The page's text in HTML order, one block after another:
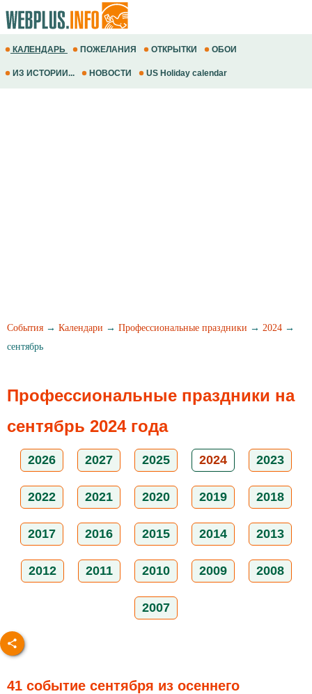
КАЛЕНДАРЬ ПОЖЕЛАНИЯ ОТКРЫТКИ ОБОИ
ИЗ ИСТОРИИ... НОВОСТИ US Holiday calendar
События → Календари → Профессиональные праздники → 2024 →
сентябрь
Профессиональные праздники на
сентябрь 2024 года
2026 2027 2025 2024 2023
2022 2021 2020 2019 2018
2017 2016 2015 2014 2013
2012 2011 2010 2009 2008
2007
41 событие сентября из осеннего